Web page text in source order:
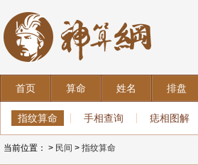
首页 算命 姓名 排盘
指纹算命 手相查询 痣相图解
当前位置： > 民间 > 指纹算命